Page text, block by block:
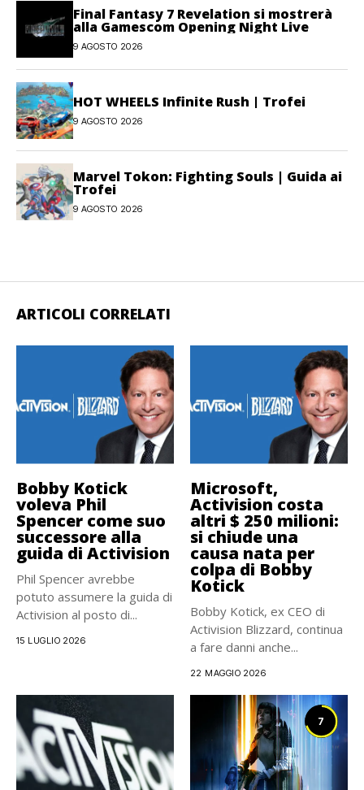
Final Fantasy 7 Revelation si mostrerà
alla Gamescom Opening Night Live
9 AGOSTO 2026
HOT WHEELS Infinite Rush | Trofei
9 AGOSTO 2026
Marvel Tokon: Fighting Souls | Guida ai
Trofei
9 AGOSTO 2026
ARTICOLI CORRELATI
Bobby Kotick
voleva Phil
Spencer come suo
successore alla
guida di Activision
Phil Spencer avrebbe
potuto assumere la guida di
Activision al posto di...
15 LUGLIO 2026
Microsoft,
Activision costa
altri $ 250 milioni:
si chiude una
causa nata per
colpa di Bobby
Kotick
Bobby Kotick, ex CEO di
Activision Blizzard, continua
a fare danni anche...
22 MAGGIO 2026
7